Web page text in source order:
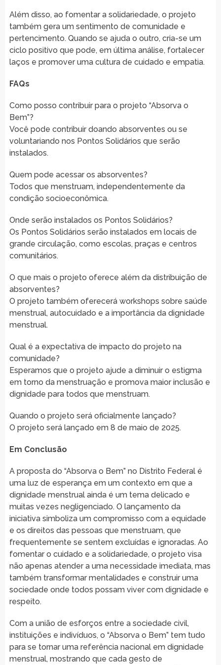
Além disso, ao fomentar a solidariedade, o projeto
também gera um sentimento de comunidade e
pertencimento. Quando se ajuda o outro, cria-se um
ciclo positivo que pode, em última análise, fortalecer
laços e promover uma cultura de cuidado e empatia.
FAQs
Como posso contribuir para o projeto “Absorva o
Bem”?
Você pode contribuir doando absorventes ou se
voluntariando nos Pontos Solidários que serão
instalados.
Quem pode acessar os absorventes?
Todos que menstruam, independentemente da
condição socioeconômica.
Onde serão instalados os Pontos Solidários?
Os Pontos Solidários serão instalados em locais de
grande circulação, como escolas, praças e centros
comunitários.
O que mais o projeto oferece além da distribuição de
absorventes?
O projeto também oferecerá workshops sobre saúde
menstrual, autocuidado e a importância da dignidade
menstrual.
Qual é a expectativa de impacto do projeto na
comunidade?
Esperamos que o projeto ajude a diminuir o estigma
em torno da menstruação e promova maior inclusão e
dignidade para todos que menstruam.
Quando o projeto será oficialmente lançado?
O projeto será lançado em 8 de maio de 2025.
Em Conclusão
A proposta do “Absorva o Bem” no Distrito Federal é
uma luz de esperança em um contexto em que a
dignidade menstrual ainda é um tema delicado e
muitas vezes negligenciado. O lançamento da
iniciativa simboliza um compromisso com a equidade
e os direitos das pessoas que menstruam, que
frequentemente se sentem excluídas e ignoradas. Ao
fomentar o cuidado e a solidariedade, o projeto visa
não apenas atender a uma necessidade imediata, mas
também transformar mentalidades e construir uma
sociedade onde todos possam viver com dignidade e
respeito.
Com a união de esforços entre a sociedade civil,
instituições e indivíduos, o “Absorva o Bem” tem tudo
para se tornar uma referência nacional em dignidade
menstrual, mostrando que cada gesto de